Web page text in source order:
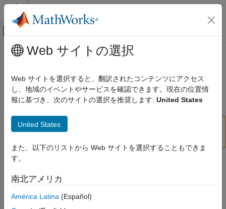
コンテンツへスキップ
オフキャンバス ナビゲーション メ
ドキュメンテーションのホーム
コード検証
Polyspace Bug Finder
MATLAB スクリプトを使用した Bug Finder 解
polyspaceBugFinder
構文
説明
メインコンテンツ
polyspaceBugFinder
Polyspace Bug Finder解析のMATLABからの実行
スクリプト化を容易にするには、
構文
status = polyspaceBugFinder
status = polyspaceBugFinder(projectFile)
Web サイトの選択
Web サイトを選択すると、翻訳されたコンテンツにアクセス
し、地域のイベントやサービスを確認できます。現在の位置情
報に基づき、次のサイトの選択を推奨します: United States
United States
また、以下のリストから Web サイトを選択することもできま
す。
南北アメリカ
América Latina (Español)